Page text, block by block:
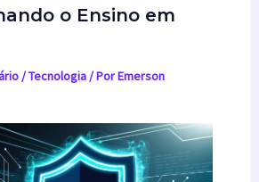
o Ensino em
/Tecnologia/ PorEmerson